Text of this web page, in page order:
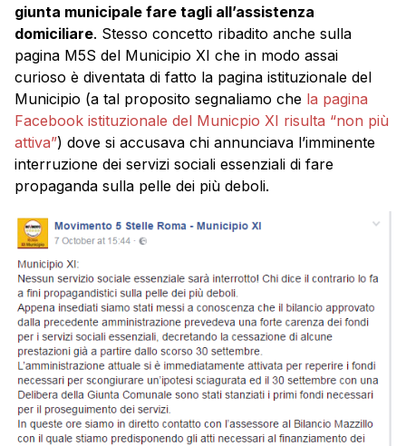
giunta municipale fare tagli all’assistenza
domiciliare. Stesso concetto ribadito anche sulla
pagina M5S del Municipio XI che in modo assai
curioso è diventata di fatto la pagina istituzionale del
Municipio (a tal proposito segnaliamo che la pagina
Facebook istituzionale del Municpio XI risulta “non più
attiva”) dove si accusava chi annunciava l’imminente
interruzione dei servizi sociali essenziali di fare
propaganda sulla pelle dei più deboli.